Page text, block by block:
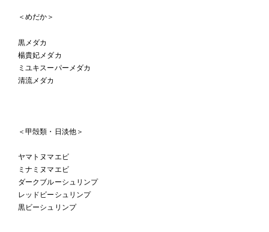
＜めだか＞
黒メダカ
楊貴妃メダカ
ミユキスーパーメダカ
清流メダカ
＜甲殻類・日淡他＞
ヤマトヌマエビ
ミナミヌマエビ
ダークブルーシュリンプ
レッドビーシュリンプ
黒ビーシュリンプ